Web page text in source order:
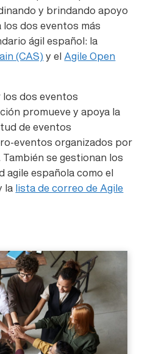
y brindando apoyo
dos eventos más
ágil español: la
(CAS) y el Agile Open
los dos eventos
promueve y apoya la
de eventos
eventos organizados por
se gestionan los
agile española como el
la lista de correo de Agile